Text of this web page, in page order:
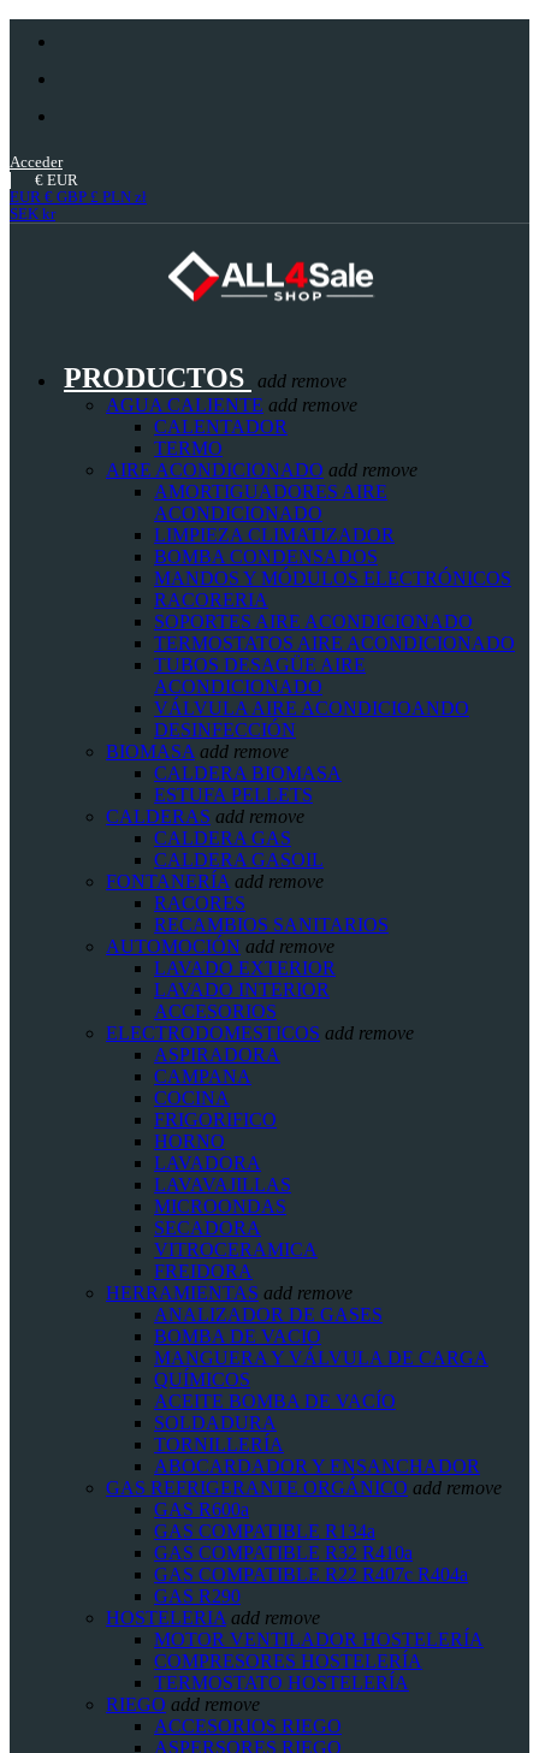
Acceder
€ EUR
EUR € GBP £ PLN zł
SEK kr
PRODUCTOS add remove
AGUA CALIENTE add remove
CALENTADOR
TERMO
AIRE ACONDICIONADO add remove
AMORTIGUADORES AIRE
ACONDICIONADO
LIMPIEZA CLIMATIZADOR
BOMBA CONDENSADOS
MANDOS Y MÓDULOS ELECTRÓNICOS
RACORERIA
SOPORTES AIRE ACONDICIONADO
TERMOSTATOS AIRE ACONDICIONADO
TUBOS DESAGÜE AIRE
ACONDICIONADO
VÁLVULA AIRE ACONDICIOANDO
DESINFECCIÓN
BIOMASA add remove
CALDERA BIOMASA
ESTUFA PELLETS
CALDERAS add remove
CALDERA GAS
CALDERA GASOIL
FONTANERÍA add remove
RACORES
RECAMBIOS SANITARIOS
AUTOMOCIÓN add remove
LAVADO EXTERIOR
LAVADO INTERIOR
ACCESORIOS
ELECTRODOMESTICOS add remove
ASPIRADORA
CAMPANA
COCINA
FRIGORIFICO
HORNO
LAVADORA
LAVAVAJILLAS
MICROONDAS
SECADORA
VITROCERAMICA
FREIDORA
HERRAMIENTAS add remove
ANALIZADOR DE GASES
BOMBA DE VACIO
MANGUERA Y VÁLVULA DE CARGA
QUÍMICOS
ACEITE BOMBA DE VACÍO
SOLDADURA
TORNILLERÍA
ABOCARDADOR Y ENSANCHADOR
GAS REFRIGERANTE ORGÁNICO add remove
GAS R600a
GAS COMPATIBLE R134a
GAS COMPATIBLE R32 R410a
GAS COMPATIBLE R22 R407c R404a
GAS R290
HOSTELERIA add remove
MOTOR VENTILADOR HOSTELERÍA
COMPRESORES HOSTELERÍA
TERMOSTATO HOSTELERÍA
RIEGO add remove
ACCESORIOS RIEGO
ASPERSORES RIEGO